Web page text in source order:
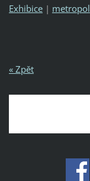
Exhibice | metropol
« Zpět